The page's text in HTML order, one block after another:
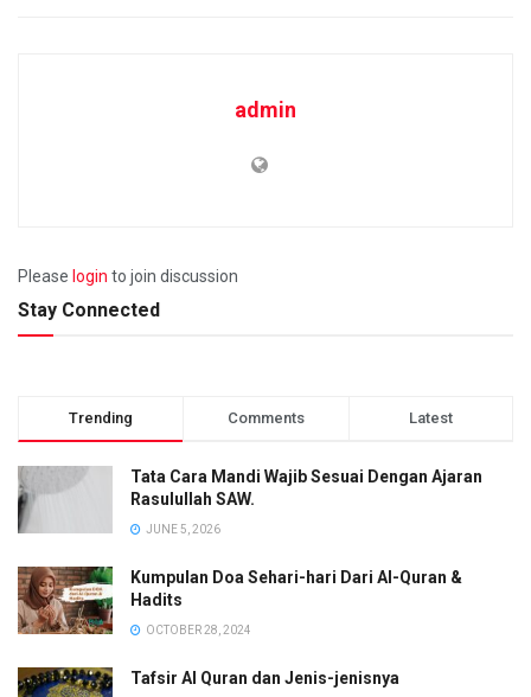
admin
Please login to join discussion
Stay Connected
Trending Comments Latest
Tata Cara Mandi Wajib Sesuai Dengan Ajaran
Rasulullah SAW.
JUNE 5, 2026
Kumpulan Doa Sehari-hari Dari Al-Quran &
Hadits
OCTOBER 28, 2024
Tafsir Al Quran dan Jenis-jenisnya